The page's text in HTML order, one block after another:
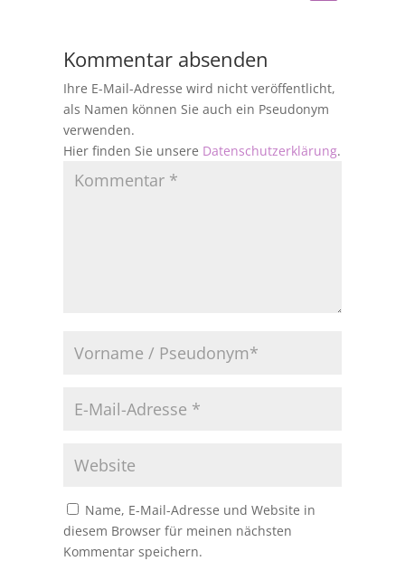
Kommentar absenden
Ihre E-Mail-Adresse wird nicht veröffentlicht,
als Namen können Sie auch ein Pseudonym
verwenden.
Hier finden Sie unsere Datenschutzerklärung.
Name, E-Mail-Adresse und Website in
diesem Browser für meinen nächsten
Kommentar speichern.